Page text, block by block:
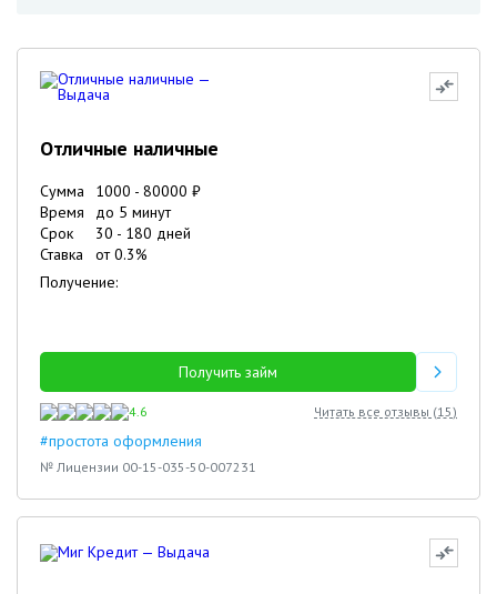
Отличные наличные
Сумма 1000 - 80000 ₽
Время
до 5 минут
Срок
30 - 180 дней
Ставка
от0.3%
Получение:
Получить займ
4.6 Читать все отзывы (15)
#простота оформления
№ Лицензии 00-15-035-50-007231